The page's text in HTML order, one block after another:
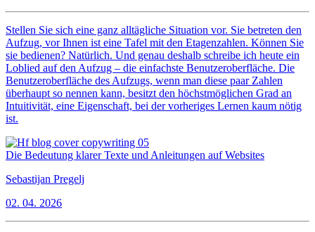
Stellen Sie sich eine ganz alltägliche Situation vor. Sie betreten den
Aufzug, vor Ihnen ist eine Tafel mit den Etagenzahlen. Können Sie
sie bedienen? Natürlich. Und genau deshalb schreibe ich heute ein
Loblied auf den Aufzug – die einfachste Benutzeroberfläche. Die
Benutzeroberfläche des Aufzugs, wenn man diese paar Zahlen
überhaupt so nennen kann, besitzt den höchstmöglichen Grad an
Intuitivität, eine Eigenschaft, bei der vorheriges Lernen kaum nötig
ist.
Die Bedeutung klarer Texte und Anleitungen auf Websites
Sebastijan Pregelj
02. 04. 2026